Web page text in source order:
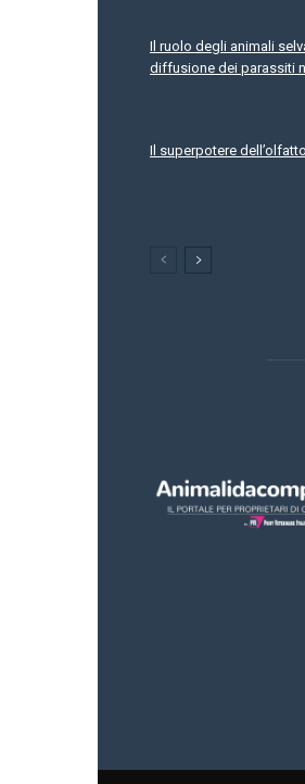
Il ruolo degli animali
diffusione dei parassiti
Il superpotere